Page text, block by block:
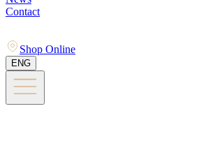
Contact
Shop Online
ENG